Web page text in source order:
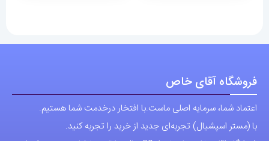
گزینه
ها
ممکن
گزینه
ها
فروشگاه آقای خاص
اعتماد شما، سرمایه اصلی ماست.با افتخار درخدمت شما هستیم.
با (مستر اسپشیال) تجربه‌ای جدید از خرید را تجربه کنید.